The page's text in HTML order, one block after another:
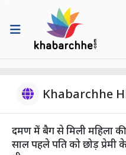
Khabarchhe
दमण में बैग से मिली महिला की
साल पहले पति को छोड़ प्रेमी